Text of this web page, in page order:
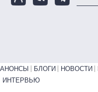
Primary links bottom
АНОНСЫ БЛОГИ НОВОСТИ
ИНТЕРВЬЮ